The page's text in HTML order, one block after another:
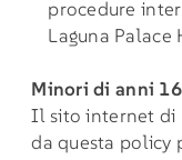
procedure
Laguna Palace
Minori di anni 16
Il sito internet di
da questa policy